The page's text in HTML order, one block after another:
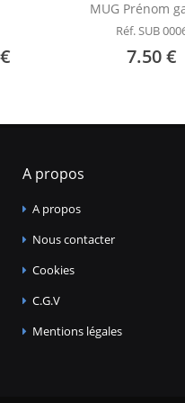
MUG Prénom
Réf. SUB
7.50 €
A propos
A propos
Nous contacter
Cookies
C.G.V
Mentions légales